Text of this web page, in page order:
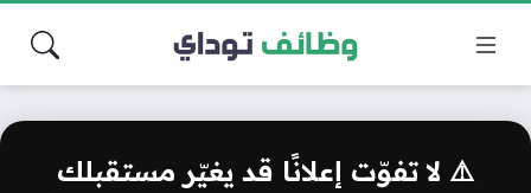
⚠️ لا تفوّت إعلانًا قد يغيّر مستقبلك